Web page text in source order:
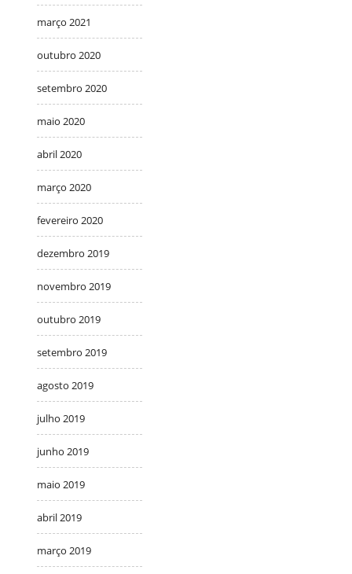
março 2021
outubro 2020
setembro 2020
maio 2020
abril 2020
março 2020
fevereiro 2020
dezembro 2019
novembro 2019
outubro 2019
setembro 2019
agosto 2019
julho 2019
junho 2019
maio 2019
abril 2019
março 2019